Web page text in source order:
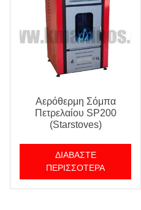
Αερόθερμη Σόμπα
Πετρελαίου SP200
(Starstoves)
ΔΙΑΒΆΣΤΕ
ΠΕΡΙΣΣΌΤΕΡΑ